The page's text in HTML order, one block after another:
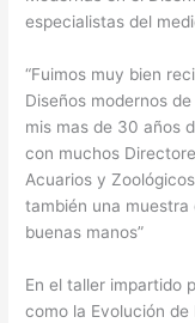
especialistas del
“Fuimos muy bien
Diseños modernos
mis mas de 30 años
con muchos
Acuarios y
también una muestra
buenas manos”
En el taller impartido
como la Evolución de